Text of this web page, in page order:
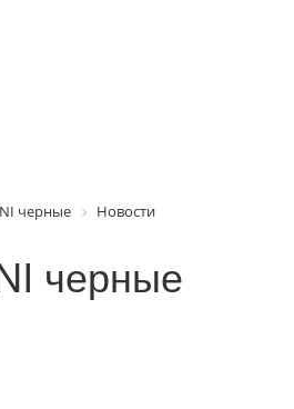
черные Новости
черные